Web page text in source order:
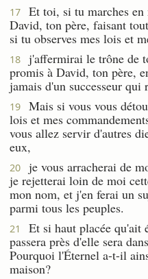
17
Et toi, si tu marches en
David, ton père, faisant
si tu observes mes lois et
18
j'affermirai le trône de
promis à David, ton père,
jamais d'un successeur qui
19
Mais si vous vous
lois et mes
vous allez servir d'autres
eux,
20
je vous arracherai de
je rejetterai loin de moi
mon nom, et j'en ferai un
parmi tous les peuples.
21
Et si haut placée qu'ait
passera près d'elle sera
Pourquoi l'Éternel a-t-il
maison?